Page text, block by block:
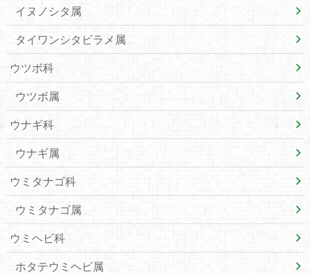
イヌノシタ属
タイワンシタビラメ属
ウツボ科
ウツボ属
ウナギ科
ウナギ属
ウミタナゴ科
ウミタナゴ属
ウミヘビ科
ホタテウミヘビ属